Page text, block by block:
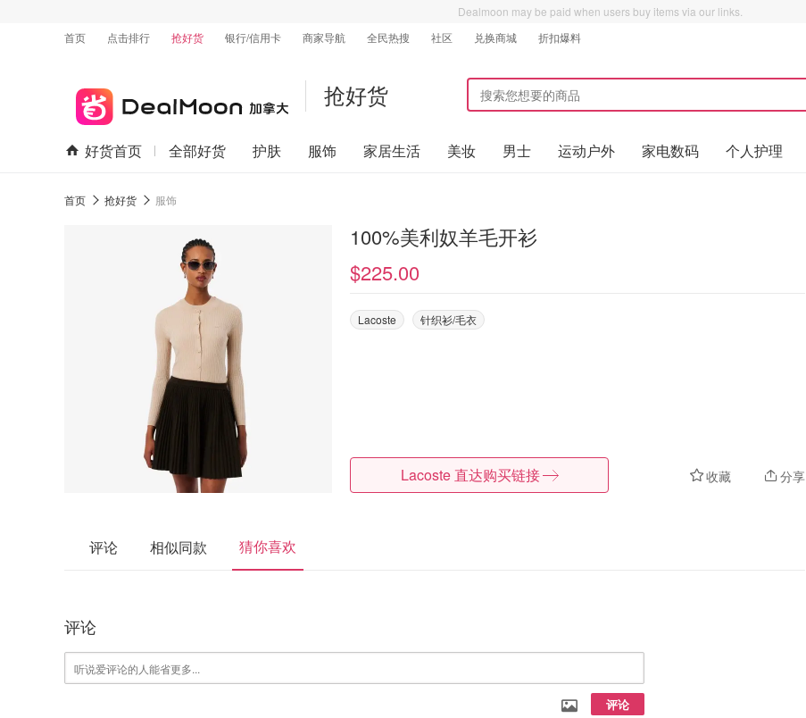
Dealmoon may be paid when users buy items via our links.
首页
点击排行 抢好货 银行/信用卡 商家导航 全民热搜 社区 兑换商城 折扣爆料
抢好货
好货首页 全部好货 护肤 服饰 家居生活 美妆 男士 运动户外 家电数码 个人护理
首页 抢好货 服饰
100%美利奴羊毛开衫
$225.00
Lacoste 针织衫/毛衣
收藏 分享
Lacoste 直达购买链接
评论 相似同款 猜你喜欢
评论
评论